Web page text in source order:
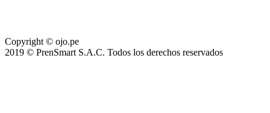
Copyright © ojo.pe
2019 © PrenSmart S.A.C. Todos los derechos reservados